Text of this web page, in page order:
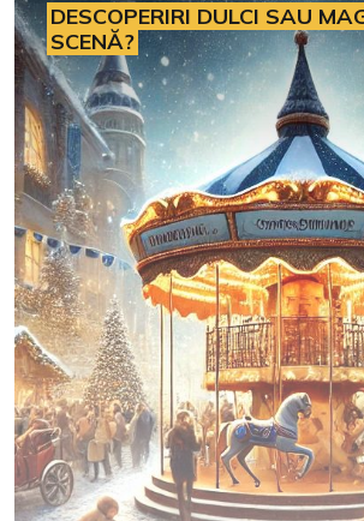
DESCOPERIRI DULCI SAU
SCENĂ?